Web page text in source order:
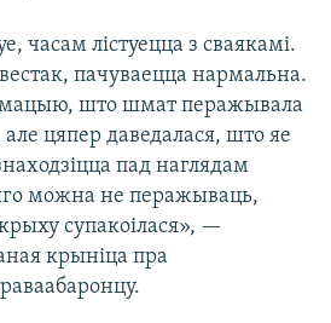
часам лістуецца з сваякамі.
пачуваецца нармальна.
што шмат перажывала
цяпер даведалася, што яе
пад наглядам
можна не перажываць,
супакоілася», —
крыніца пра